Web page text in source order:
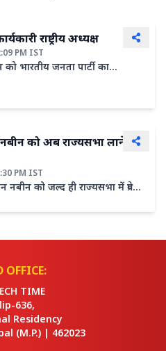
राष्ट्रीय अध्यक्ष
PM IST
को भारतीय जनता पार्टी का
को अब राज्यसभा लाने पर
PM IST
नबीन को जल्द ही राज्यसभा में प्रवेश
OFFICE:
TIME
636,
Residency
(M.P.) | 462023